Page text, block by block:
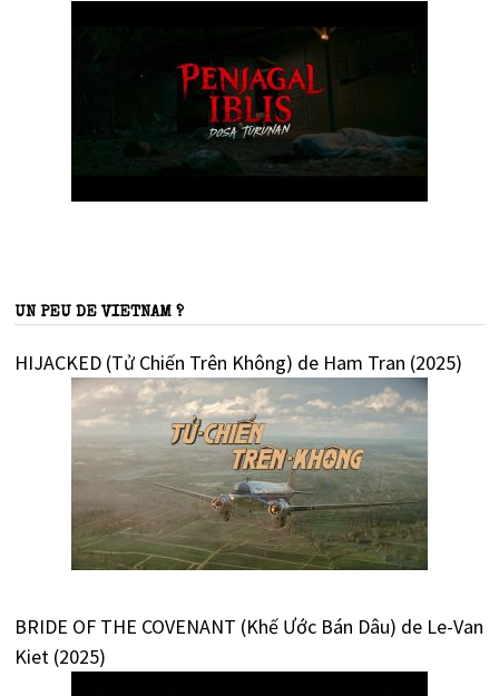
UN PEU DE VIETNAM ?
HIJACKED (Tử Chiến Trên Không) de Ham Tran (2025)
BRIDE OF THE COVENANT (Khế Ước Bán Dâu) de Le-Van
Kiet (2025)